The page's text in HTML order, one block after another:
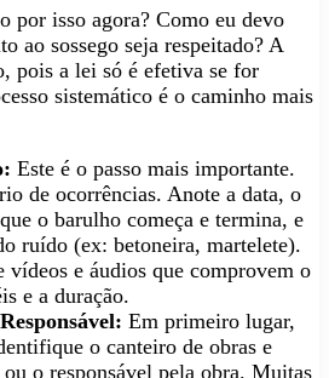
por isso agora? Como eu devo
ao sossego seja respeitado? A
pois a lei só é efetiva se for
sistemático é o caminho mais
Este é o passo mais importante.
de ocorrências. Anote a data, o
o barulho começa e termina, e
ruído (ex: betoneira, martelete).
vídeos e áudios que comprovem o
e a duração.
Em primeiro lugar,
o canteiro de obras e
o responsável pela obra. Muitas